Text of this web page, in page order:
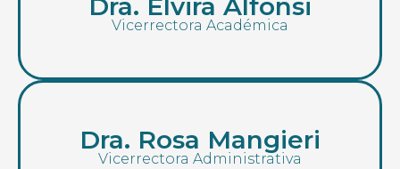
Dra. Elvira Alfonsi
Vicerrectora Académica
Dra. Rosa Mangieri
Vicerrectora Administrativa